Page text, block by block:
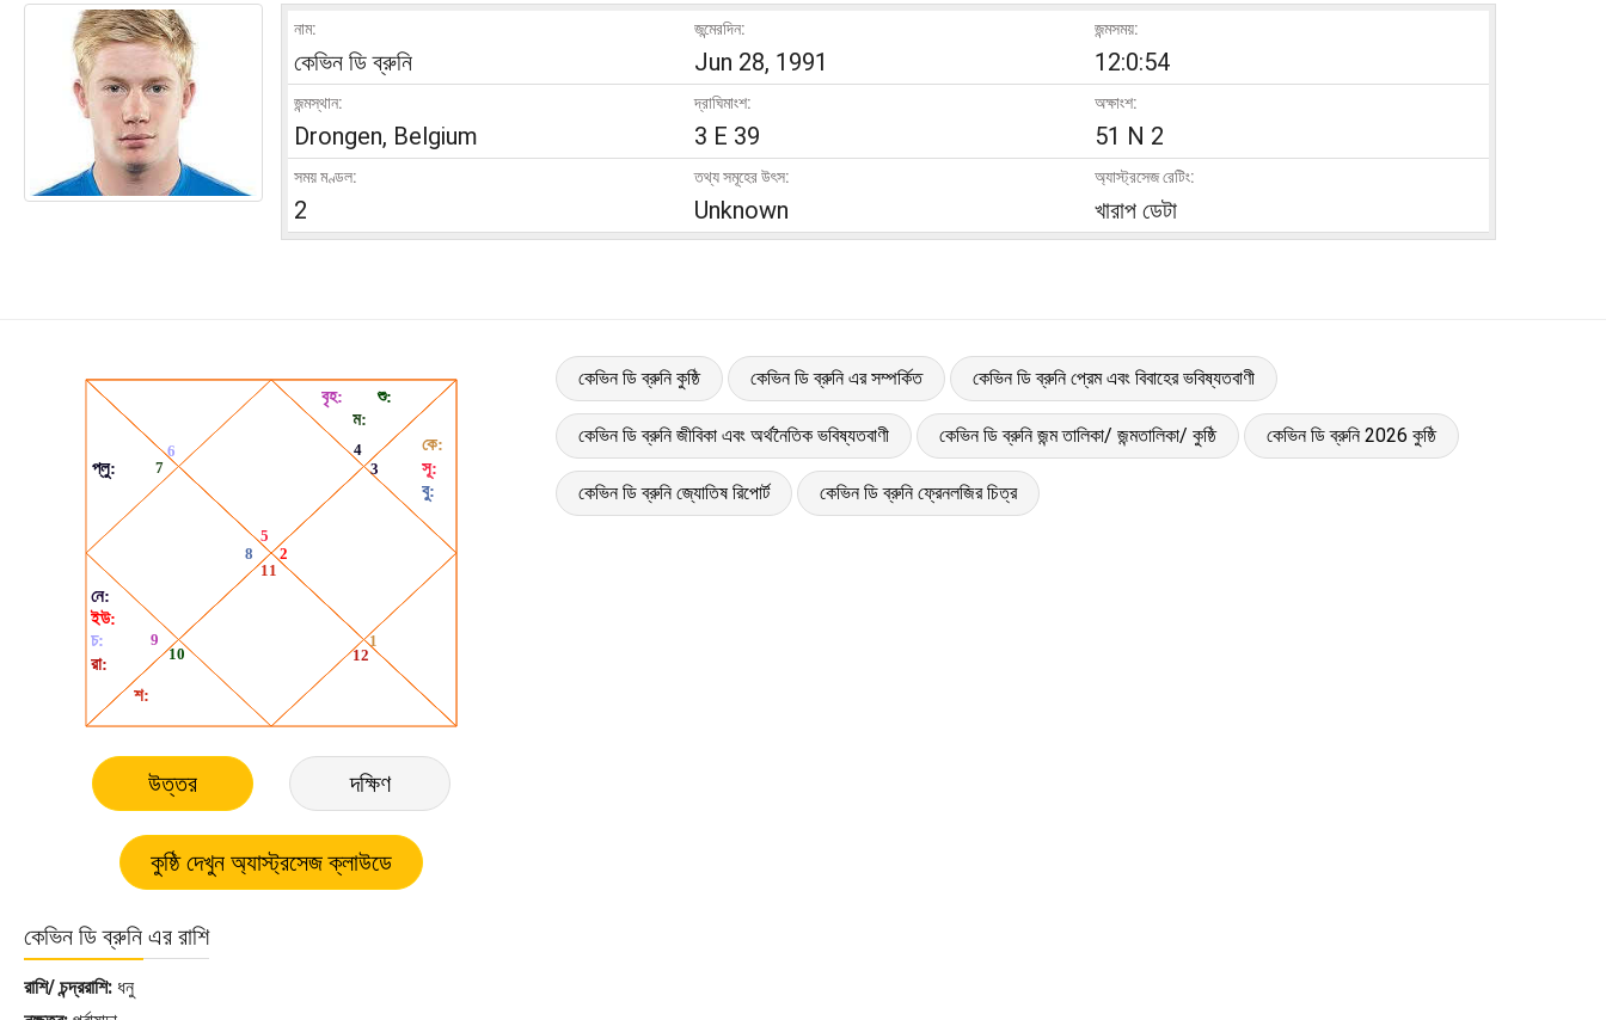
নাম:
কেভিন ডি ব্রুনি
জন্মেরদিন:
Jun 28, 1991
জন্মসময়:
12:0:54
জন্মস্থান:
Drongen, Belgium
দ্রাঘিমাংশ:
3 E 39
অক্ষাংশ:
51 N 2
সময় মণ্ডল:
2
তথ্য সমূহের উৎস:
Unknown
অ্যাস্ট্রসেজ রেটিং:
খারাপ ডেটা
উত্তর দক্ষিণ
কেভিন ডি ব্রুনি কুষ্ঠি কেভিন ডি ব্রুনি এর সম্পর্কিত কেভিন ডি ব্রুনি প্রেম এবং বিবাহের ভবিষ্যতবাণী
কেভিন ডি ব্রুনি জীবিকা এবং অর্থনৈতিক ভবিষ্যতবাণী কেভিন ডি ব্রুনি জন্ম তালিকা/ জন্মতালিকা/ কুষ্ঠি কেভিন ডি ব্রুনি 2026 কুষ্ঠি
কেভিন ডি ব্রুনি জ্যোতিষ রিপোর্ট কেভিন ডি ব্রুনি ফ্রেনলজির চিত্র
কেভিন ডি ব্রুনি এর রাশি
রাশি/ চন্দ্ররাশি: ধনু